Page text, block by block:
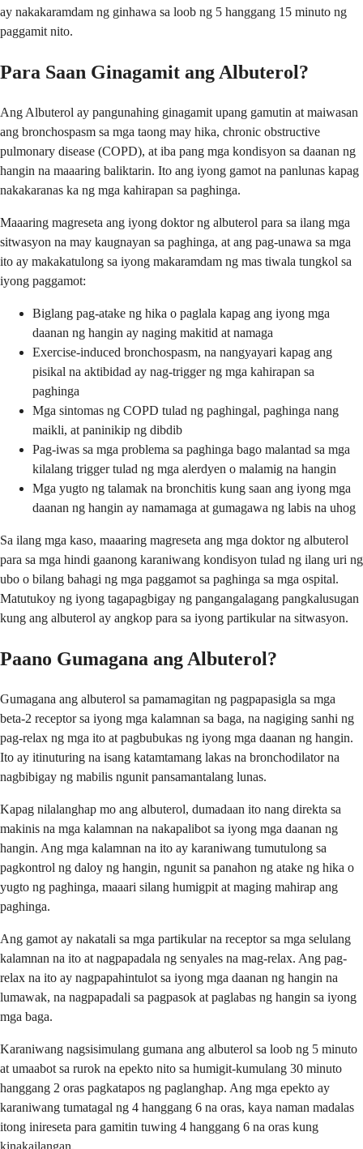
ay nakakaramdam ng ginhawa sa loob ng 5 hanggang 15 minuto ng
paggamit nito.
Para Saan Ginagamit ang Albuterol?
Ang Albuterol ay pangunahing ginagamit upang gamutin at maiwasan
ang bronchospasm sa mga taong may hika, chronic obstructive
pulmonary disease (COPD), at iba pang mga kondisyon sa daanan ng
hangin na maaaring baliktarin. Ito ang iyong gamot na panlunas kapag
nakakaranas ka ng mga kahirapan sa paghinga.
Maaaring magreseta ang iyong doktor ng albuterol para sa ilang mga
sitwasyon na may kaugnayan sa paghinga, at ang pag-unawa sa mga
ito ay makakatulong sa iyong makaramdam ng mas tiwala tungkol sa
iyong paggamot:
Biglang pag-atake ng hika o paglala kapag ang iyong mga
daanan ng hangin ay naging makitid at namaga
Exercise-induced bronchospasm, na nangyayari kapag ang
pisikal na aktibidad ay nag-trigger ng mga kahirapan sa
paghinga
Mga sintomas ng COPD tulad ng paghingal, paghinga nang
maikli, at paninikip ng dibdib
Pag-iwas sa mga problema sa paghinga bago malantad sa mga
kilalang trigger tulad ng mga alerdyen o malamig na hangin
Mga yugto ng talamak na bronchitis kung saan ang iyong mga
daanan ng hangin ay namamaga at gumagawa ng labis na uhog
Sa ilang mga kaso, maaaring magreseta ang mga doktor ng albuterol
para sa mga hindi gaanong karaniwang kondisyon tulad ng ilang uri ng
ubo o bilang bahagi ng mga paggamot sa paghinga sa mga ospital.
Matutukoy ng iyong tagapagbigay ng pangangalagang pangkalusugan
kung ang albuterol ay angkop para sa iyong partikular na sitwasyon.
Paano Gumagana ang Albuterol?
Gumagana ang albuterol sa pamamagitan ng pagpapasigla sa mga
beta-2 receptor sa iyong mga kalamnan sa baga, na nagiging sanhi ng
pag-relax ng mga ito at pagbubukas ng iyong mga daanan ng hangin.
Ito ay itinuturing na isang katamtamang lakas na bronchodilator na
nagbibigay ng mabilis ngunit pansamantalang lunas.
Kapag nilalanghap mo ang albuterol, dumadaan ito nang direkta sa
makinis na mga kalamnan na nakapalibot sa iyong mga daanan ng
hangin. Ang mga kalamnan na ito ay karaniwang tumutulong sa
pagkontrol ng daloy ng hangin, ngunit sa panahon ng atake ng hika o
yugto ng paghinga, maaari silang humigpit at maging mahirap ang
paghinga.
Ang gamot ay nakatali sa mga partikular na receptor sa mga selulang
kalamnan na ito at nagpapadala ng senyales na mag-relax. Ang pag-
relax na ito ay nagpapahintulot sa iyong mga daanan ng hangin na
lumawak, na nagpapadali sa pagpasok at paglabas ng hangin sa iyong
mga baga.
Karaniwang nagsisimulang gumana ang albuterol sa loob ng 5 minuto
at umaabot sa rurok na epekto nito sa humigit-kumulang 30 minuto
hanggang 2 oras pagkatapos ng paglanghap. Ang mga epekto ay
karaniwang tumatagal ng 4 hanggang 6 na oras, kaya naman madalas
itong inireseta para gamitin tuwing 4 hanggang 6 na oras kung
kinakailangan.